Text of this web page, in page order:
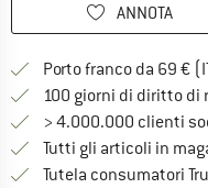
ANNOTA
Porto franco da 69 €
100 giorni di diritto di
> 4.000.000 clienti
Tutti gli articoli in
Tutela consumatori